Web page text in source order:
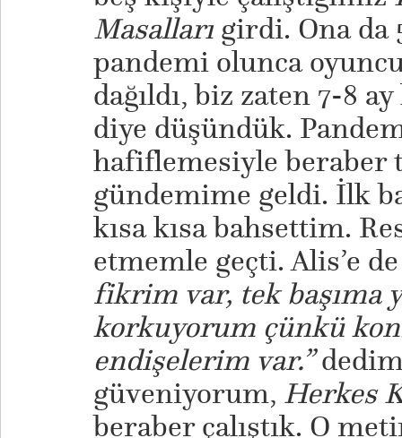
Masallarıgirdi. Ona da
pandemi olunca
dağıldı, biz zaten 7-8
diye düşündük.
hafiflemesiyle
gündemime geldi. İlk
kısa kısa bahsettim.
etmemle geçti. Alis’e
fikrim var, tek başıma
korkuyorum çünkü
endişelerim var.”
güveniyorum, Herkes
beraber çalıştık. O